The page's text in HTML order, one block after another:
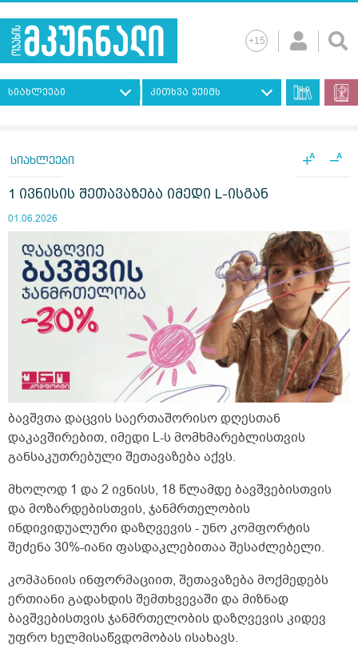
სიახლეები კითხვა ექიმს
სიახლეები +A −A
1 ივნისის შეთავაზება იმედი L-ისგან
01.06.2026
ბავშვთა დაცვის საერთაშორისო დღესთან
დაკავშირებით, იმედი L-ს მომხმარებლისთვის
განსაკუთრებული შეთავაზება აქვს.
მხოლოდ 1 და 2 ივნისს, 18 წლამდე ბავშვებისთვის
და მოზარდებისთვის, ჯანმრთელობის
ინდივიდუალური დაზღვევის - უნო კომფორტის
შეძენა 30%-იანი ფასდაკლებითაა შესაძლებელი.
კომპანიის ინფორმაციით, შეთავაზება მოქმედებს
ერთიანი გადახდის შემთხვევაში და მიზნად
ბავშვებისთვის ჯანმრთელობის დაზღვევის კიდევ
უფრო ხელმისაწვდომობას ისახავს.